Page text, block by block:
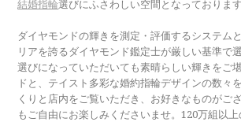
結婚指輪選びにふさわしい空間となっております
ダイヤモンドの輝きを測定・評価するシステム
リアを誇るダイヤモンド鑑定士が厳しい基準で
選びになっていただいても素晴らしい輝きをご
ドと、テイスト多彩な婚約指輪デザインの数々
くりと店内をご覧いただき、お好きなものがご
もご自由にお楽しみくださいませ。120万組以